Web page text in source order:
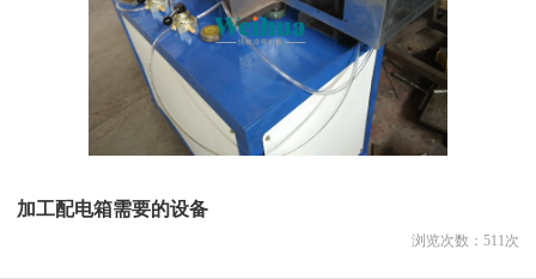
加工配电箱需要的设备
浏览次数： 511次